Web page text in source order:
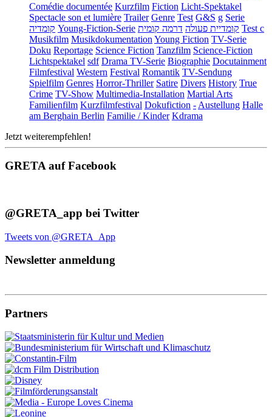
Comédie documentée Kurzfilm Fiction Licht-Spektakel
Spectacle son et lumière Trailer Genre Test G&S g Serie
קומדיה Young-Fiction-Serie קומדיית פעולה דרמה קומית
Test c
Musikfilm Musikdokumentation Young Fiction TV-Serie
Doku Reportage Science Fiction Tanzfilm Science-Fiction
Lichtspektakel sdf Drama TV-Serie Biographie Docutainment
Filmfestival Western Festival Romantik TV-Sendung
Spielfilm Genres Horror-Thriller Satire Divers History True
Crime TV-Show Multimedia-Installation Martial Arts
Familienfilm Kurzfilmfestival Dokufiction - Austellung Halle
am Berghain Berlin Familie / Kinder Kdrama
Jetzt weiterempfehlen!
GRETA auf Facebook
@GRETA_app bei Twitter
Tweets von @GRETA_App
Newsletter anmeldung
Partners